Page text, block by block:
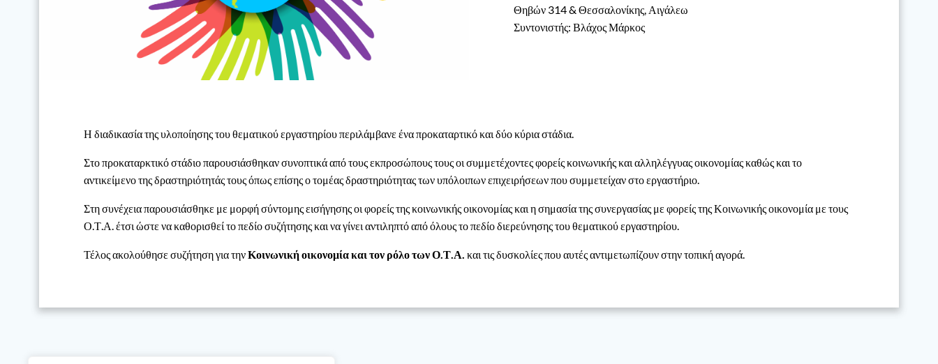
Θηβών 314 & Θεσσαλονίκης, Αιγάλεω
Συντονιστής: Βλάχος Μάρκος
Η διαδικασία της υλοποίησης του θεματικού εργαστηρίου περιλάμβανε ένα προκαταρτικό και δύο κύρια στάδια.
Στο προκαταρκτικό στάδιο παρουσιάσθηκαν συνοπτικά από τους εκπροσώπους τους οι συμμετέχοντες φορείς κοινωνικής και αλληλέγγυας οικονομίας καθώς και το
αντικείμενο της δραστηριότητάς τους όπως επίσης ο τομέας δραστηριότητας των υπόλοιπων επιχειρήσεων που συμμετείχαν στο εργαστήριο.
Στη συνέχεια παρουσιάσθηκε με μορφή σύντομης εισήγησης οι φορείς της κοινωνικής οικονομίαςκαι η σημασία της συνεργασίας με φορείς της Κοινωνικής οικονομία με τους
Ο.Τ.Α. έτσι ώστε να καθορισθεί το πεδίο συζήτησης και να γίνει αντιληπτό από όλους το πεδίο διερεύνησης του θεματικού εργαστηρίου.
Τέλος ακολούθησε συζήτηση για τηνΚοινωνική οικονομία και τον ρόλο των Ο.Τ.Α. και τις δυσκολίες που αυτές αντιμετωπίζουν στην τοπική αγορά.